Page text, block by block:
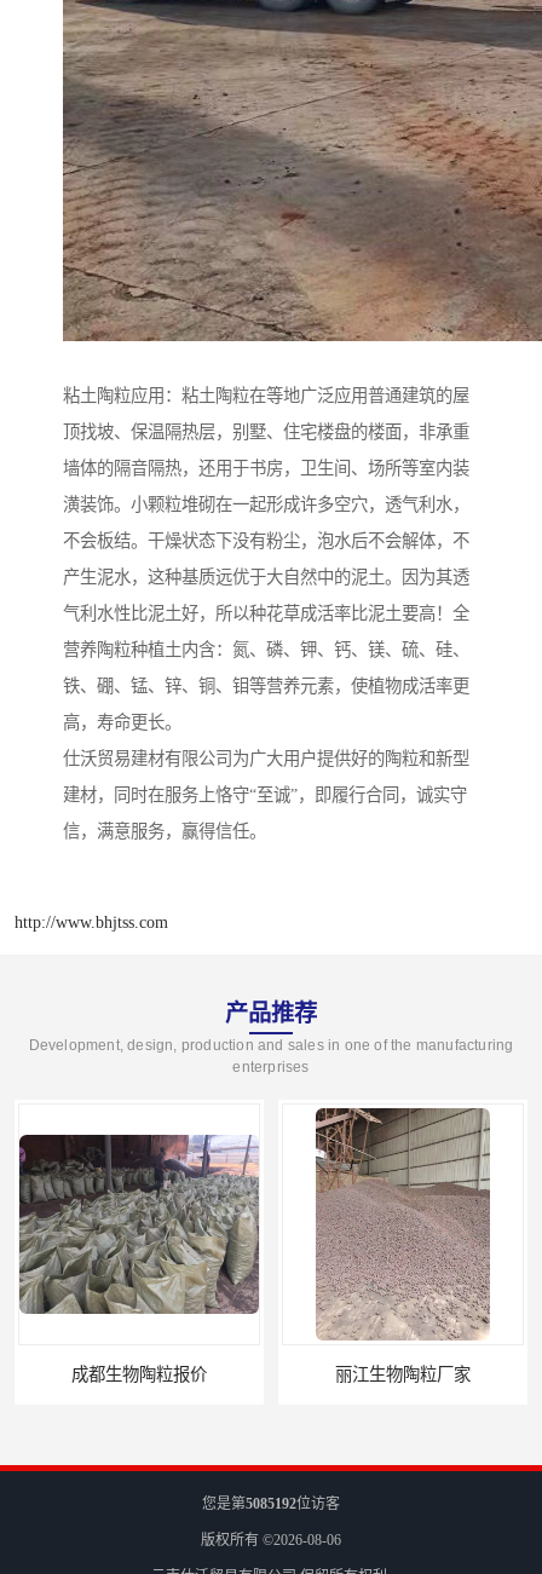
粘土陶粒应用：粘土陶粒在等地广泛应用普通建筑的屋
顶找坡、保温隔热层，别墅、住宅楼盘的楼面，非承重
墙体的隔音隔热，还用于书房，卫生间、场所等室内装
潢装饰。小颗粒堆砌在一起形成许多空穴，透气利水，
不会板结。干燥状态下没有粉尘，泡水后不会解体，不
产生泥水，这种基质远优于大自然中的泥土。因为其透
气利水性比泥土好，所以种花草成活率比泥土要高！全
营养陶粒种植土内含：氮、磷、钾、钙、镁、硫、硅、
铁、硼、锰、锌、铜、钼等营养元素，使植物成活率更
高，寿命更长。
仕沃贸易建材有限公司为广大用户提供好的陶粒和新型
建材，同时在服务上恪守“至诚”，即履行合同，诚实守
信，满意服务，赢得信任。
http://www.bhjtss.com
产品推荐
Development, design, production and sales in one of the manufacturing
enterprises
丽江生物陶粒厂家 自贡小陶粒陶粒
您是第5085192位访客
版权所有 ©2026-08-06